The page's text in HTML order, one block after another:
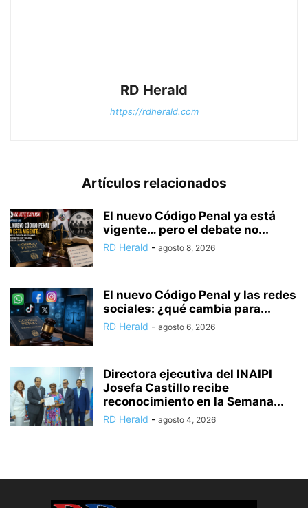
RD Herald
https://rdherald.com
Artículos relacionados
El nuevo Código Penal ya está
vigente… pero el debate no...
RD Herald - agosto 8, 2026
El nuevo Código Penal y las redes
sociales: ¿qué cambia para...
RD Herald - agosto 6, 2026
Directora ejecutiva del INAIPI
Josefa Castillo recibe
reconocimiento en la Semana...
RD Herald - agosto 4, 2026